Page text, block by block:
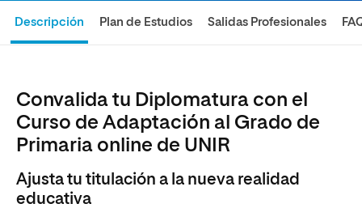
Descripción Plan de Estudios Salidas Profesionales
Convalida tu Diplomatura con el
Curso de Adaptación al Grado de
Primaria online de UNIR
Ajusta tu titulación a la nueva realidad
educativa